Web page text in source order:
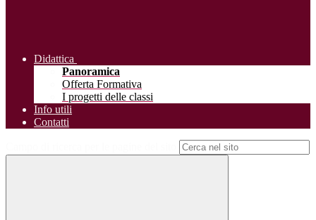
Didattica
Panoramica
Offerta Formativa
I progetti delle classi
Info utili
Contatti